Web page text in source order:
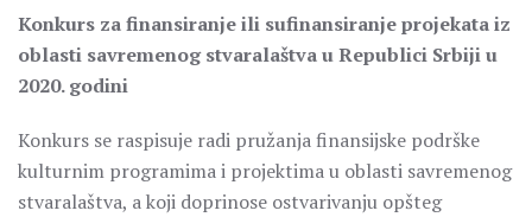
Konkurs za finansiranje ili sufinansiranje projekata iz
oblasti savremenog stvaralaštva u Republici Srbiji u
2020. godini
Konkurs se raspisuje radi pružanja finansijske podrške
kulturnim programima i projektima u oblasti savremenog
stvaralaštva, a koji doprinose ostvarivanju opšteg